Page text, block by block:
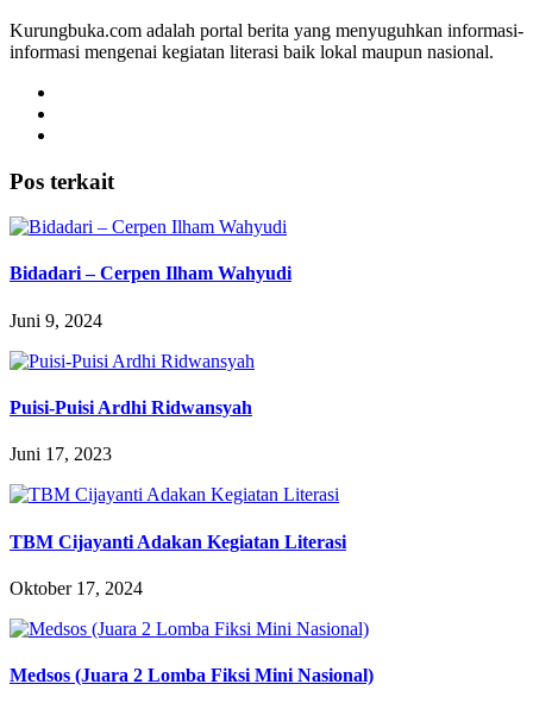
Kurungbuka.com adalah portal berita yang menyuguhkan informasi-
informasi mengenai kegiatan literasi baik lokal maupun nasional.
Pos terkait
Bidadari – Cerpen Ilham Wahyudi
Juni 9, 2024
Puisi-Puisi Ardhi Ridwansyah
Juni 17, 2023
TBM Cijayanti Adakan Kegiatan Literasi
Oktober 17, 2024
Medsos (Juara 2 Lomba Fiksi Mini Nasional)